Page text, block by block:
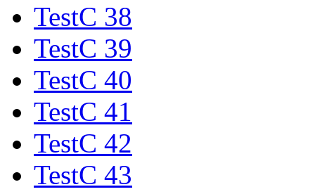
TestC 38
TestC 39
TestC 40
TestC 41
TestC 42
TestC 43